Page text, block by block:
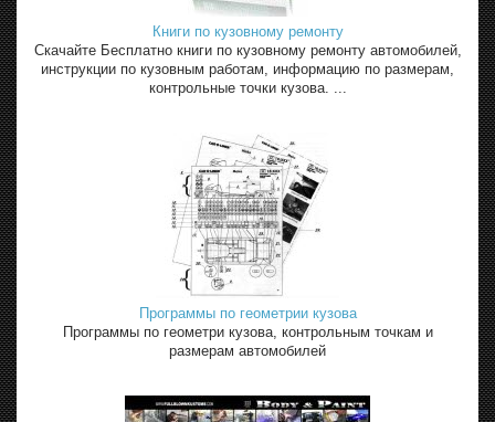
Книги по кузовному ремонту
Скачайте Бесплатно книги по кузовному ремонту автомобилей,
инструкции по кузовным работам, информацию по размерам,
контрольные точки кузова. ...
Программы по геометрии кузова
Программы по геометри кузова, контрольным точкам и
размерам автомобилей